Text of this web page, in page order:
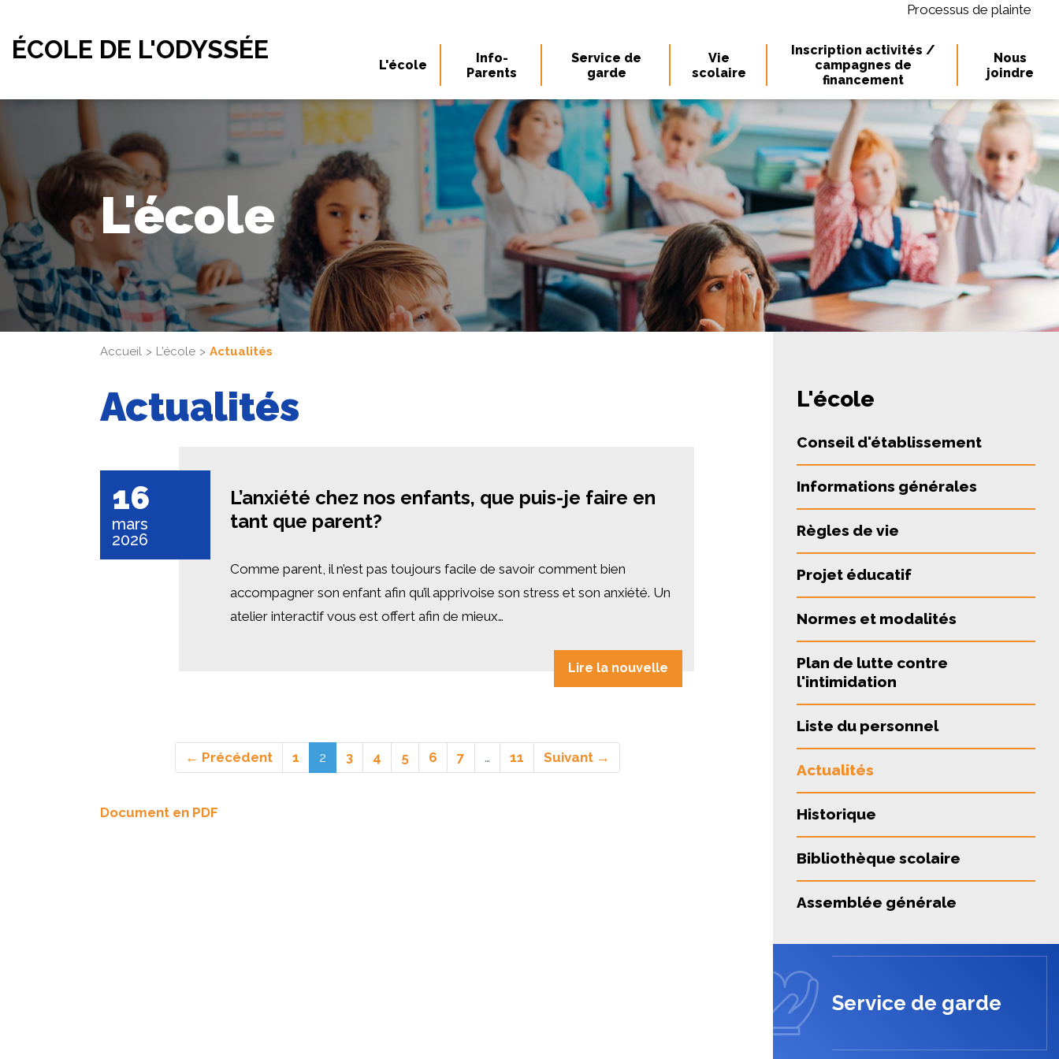
ÉCOLE DE L'ODYSSÉE
Processus de plainte
L'école
Info-
Parents
Service de
garde
Vie
scolaire
Inscription activités /
campagnes de
financement
Nous
joindre
L'école
Accueil L'école Actualités
Actualités
16
mars
2026
L’anxiété chez nos enfants, que puis-je faire en
tant que parent?
Comme parent, il n’est pas toujours facile de savoir comment bien
accompagner son enfant afin qu’il apprivoise son stress et son anxiété. Un
atelier interactif vous est offert afin de mieux…
Lire la nouvelle
← Précédent 1 2(actuel)
3 4 5 6 7 … 11 Suivant →
Document en PDF
L'école
Conseil d'établissement
Informations générales
Règles de vie
Projet éducatif
Normes et modalités
Plan de lutte contre
l'intimidation
Liste du personnel
Actualités
Historique
Bibliothèque scolaire
Assemblée générale
Service de garde